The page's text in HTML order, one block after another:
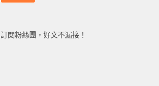
訂閱粉絲團，好文不漏接！